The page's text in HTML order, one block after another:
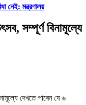
নেই: মন্ত্রণালয়
সম্পূর্ণ বিনামূল্যে